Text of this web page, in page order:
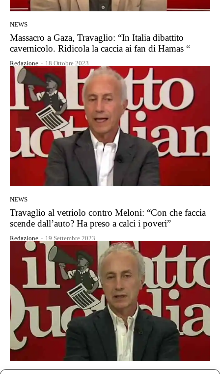
NEWS
Massacro a Gaza, Travaglio: “In Italia dibattito
cavernicolo. Ridicola la caccia ai fan di Hamas “
Redazione - 18 Ottobre 2023
NEWS
Travaglio al vetriolo contro Meloni: “Con che faccia
scende dall’auto? Ha preso a calci i poveri”
Redazione - 19 Settembre 2023